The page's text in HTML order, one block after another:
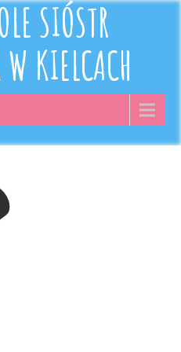
SIÓSTR
KIELCACH